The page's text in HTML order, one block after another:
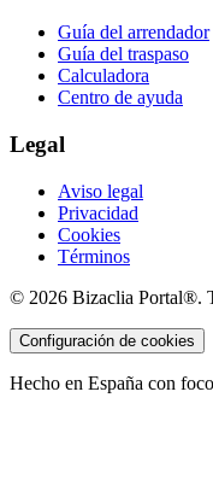
Guía del arrendador
Guía del traspaso
Calculadora
Centro de ayuda
Legal
Aviso legal
Privacidad
Cookies
Términos
© 2026 Bizaclia Portal®.
Configuración de cookies
Hecho en España con